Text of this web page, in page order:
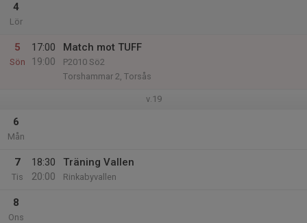
4
Lör
5
Sön
17:00
19:00
Match mot TUFF
P2010 Sö2
Torshammar 2, Torsås
v.19
6
Mån
7
Tis
18:30
20:00
Träning Vallen
Rinkabyvallen
8
Ons